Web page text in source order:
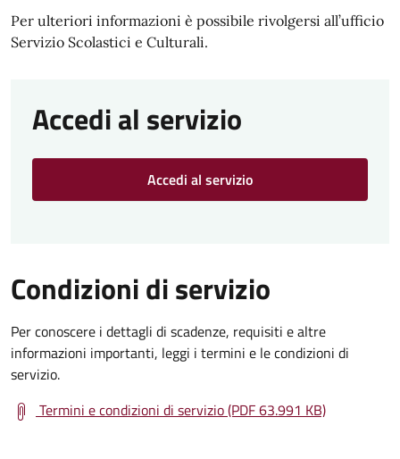
Per ulteriori informazioni è possibile rivolgersi all’ufficio
Servizio Scolastici e Culturali.
Accedi al servizio
Accedi al servizio
Condizioni di servizio
Per conoscere i dettagli di scadenze, requisiti e altre
informazioni importanti, leggi i termini e le condizioni di
servizio.
Termini e condizioni di servizio (PDF 63.991 KB)